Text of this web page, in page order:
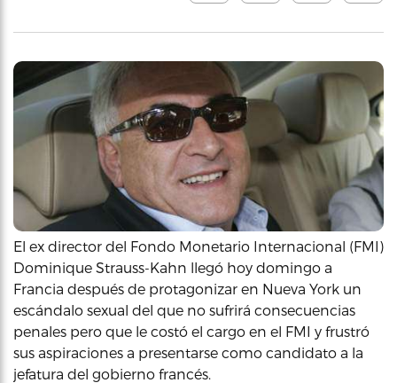
El ex director del Fondo Monetario Internacional (FMI)
Dominique Strauss-Kahn llegó hoy domingo a
Francia después de protagonizar en Nueva York un
escándalo sexual del que no sufrirá consecuencias
penales pero que le costó el cargo en el FMI y frustró
sus aspiraciones a presentarse como candidato a la
jefatura del gobierno francés.